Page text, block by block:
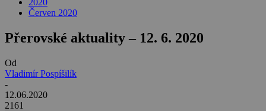
2020
Červen 2020
Přerovské aktuality – 12. 6. 2020
Od
Vladimír Pospíšilík
-
12.06.2020
2161